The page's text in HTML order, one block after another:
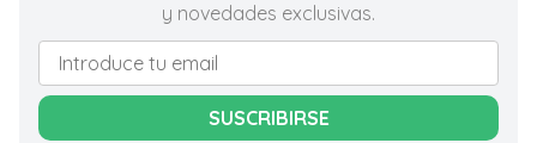
y novedades exclusivas.
SUSCRIBIRSE